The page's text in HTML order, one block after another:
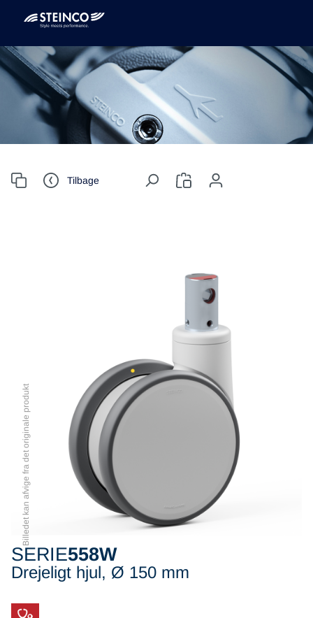
Tilbage
Billedet kan afvige fra det originale produkt
SERIE558W
Drejeligt hjul, Ø 150 mm